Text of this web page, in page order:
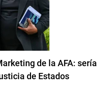
de la AFA: sería
de Estados